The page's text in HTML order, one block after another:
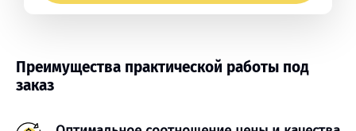
Преимущества практической работы под
заказ